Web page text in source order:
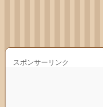
スポンサーリンク